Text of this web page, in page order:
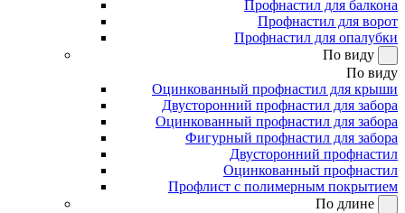
Профнастил для балкона
Профнастил для ворот
Профнастил для опалубки
По виду
По виду
Оцинкованный профнастил для крыши
Двусторонний профнастил для забора
Оцинкованный профнастил для забора
Фигурный профнастил для забора
Двусторонний профнастил
Оцинкованный профнастил
Профлист с полимерным покрытием
По длине